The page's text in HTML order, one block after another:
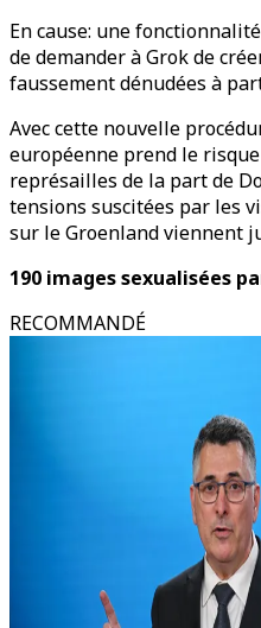
En cause: une
de demander à Grok de
faussement dénudées à
Avec cette nouvelle
européenne prend le
représailles de la part de
tensions suscitées par les
sur le Groenland viennent
190 images sexualisées
RECOMMANDÉ